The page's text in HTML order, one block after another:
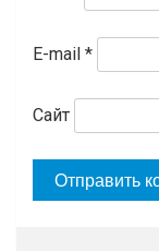
E-mail *
Сайт